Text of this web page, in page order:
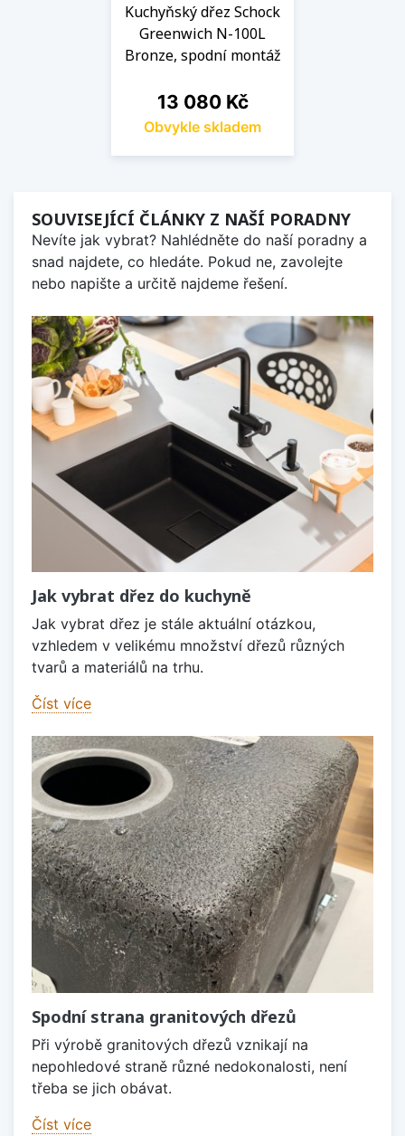
Kuchyňský dřez Schock
Greenwich N-100L
Bronze, spodní montáž
Cena
13 080 Kč
Obvykle skladem
SOUVISEJÍCÍ ČLÁNKY Z NAŠÍ PORADNY
Nevíte jak vybrat? Nahlédněte do naší poradny a
snad najdete, co hledáte. Pokud ne, zavolejte
nebo napište a určitě najdeme řešení.
Jak vybrat dřez do kuchyně
Jak vybrat dřez je stále aktuální otázkou,
vzhledem v velikému množství dřezů různých
tvarů a materiálů na trhu.
Číst více
Spodní strana granitových dřezů
Při výrobě granitových dřezů vznikají na
nepohledové straně různé nedokonalosti, není
třeba se jich obávat.
Číst více